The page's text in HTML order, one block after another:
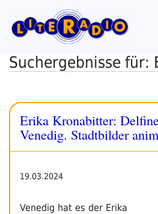
Inhalt
springen
Suchergebnisse für:
Erika Kronabitter:
Venedig. Stadtbilder
19.03.2024
Venedig hat es der Erika